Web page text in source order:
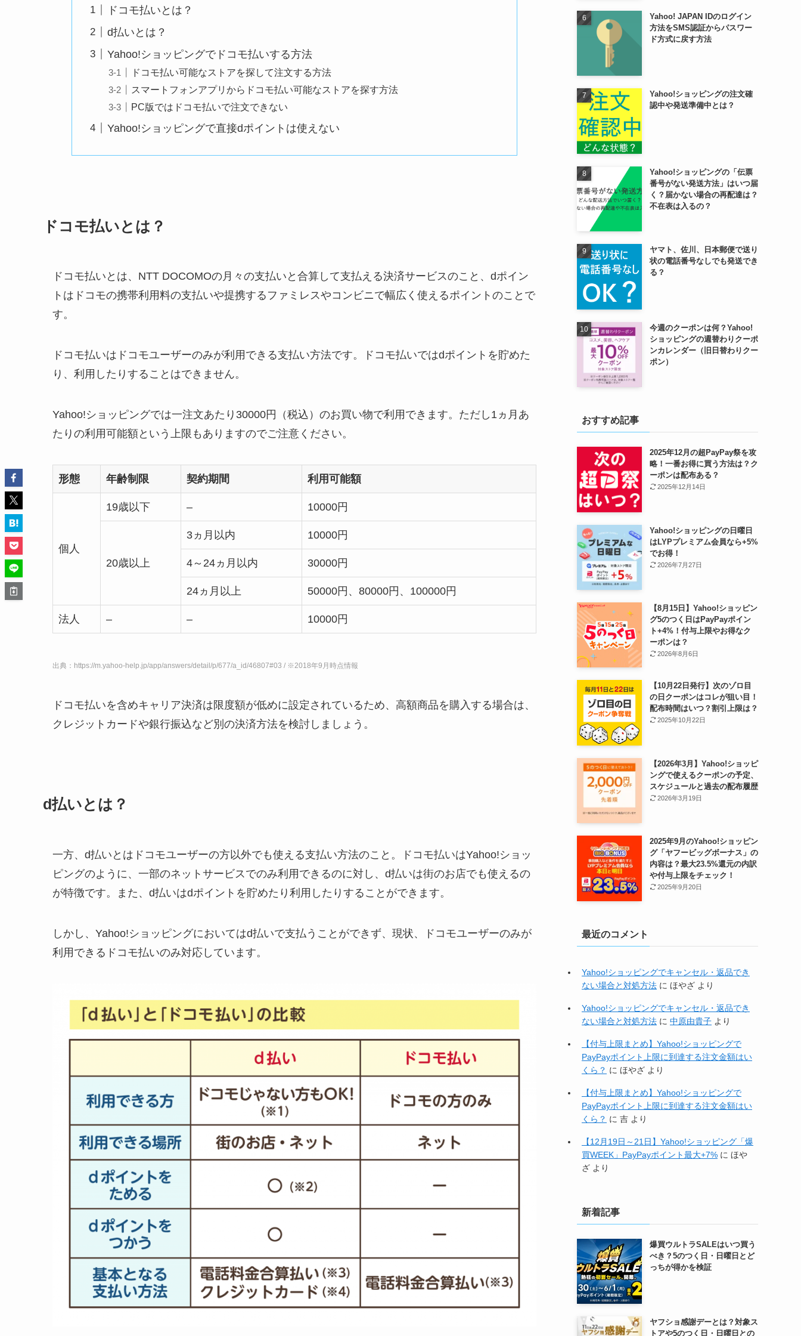
ドコモ払いとは？
d払いとは？
Yahoo!ショッピングでドコモ払いする方法
ドコモ払い可能なストアを探して注文する方法
スマートフォンアプリからドコモ払い可能なストアを探す方法
PC版ではドコモ払いで注文できない
Yahoo!ショッピングで直接dポイントは使えない
ドコモ払いとは？
ドコモ払いとは、NTT DOCOMOの月々の支払いと合算して支払える決済サービスのこと、dポイン
トはドコモの携帯利用料の支払いや提携するファミレスやコンビニで幅広く使えるポイントのことで
す。
ドコモ払いはドコモユーザーのみが利用できる支払い方法です。ドコモ払いではdポイントを貯めた
り、利用したりすることはできません。
Yahoo!ショッピングでは一注文あたり30000円（税込）のお買い物で利用できます。ただし1ヵ月あ
たりの利用可能額という上限もありますのでご注意ください。
形態 年齢制限 契約期間 利用可能額
個人
19歳以下 – 10000円
20歳以上
3ヵ月以内 10000円
4～24ヵ月以内 30000円
24ヵ月以上 50000円、80000円、100000円
法人 – – 10000円
出典：https://m.yahoo-help.jp/app/answers/detail/p/677/a_id/46807#03 / ※2018年9月時点情報
ドコモ払いを含めキャリア決済は限度額が低めに設定されているため、高額商品を購入する場合は、
クレジットカードや銀行振込など別の決済方法を検討しましょう。
d払いとは？
一方、d払いとはドコモユーザーの方以外でも使える支払い方法のこと。ドコモ払いはYahoo!ショッ
ピングのように、一部のネットサービスでのみ利用できるのに対し、d払いは街のお店でも使えるの
が特徴です。また、d払いはdポイントを貯めたり利用したりすることができます。
しかし、Yahoo!ショッピングにおいてはd払いで支払うことができず、現状、ドコモユーザーのみが
利用できるドコモ払いのみ対応しています。
Yahoo! JAPAN IDのログイン
方法をSMS認証からパスワー
ド方式に戻す方法
Yahoo!ショッピングの注文確
認中や発送準備中とは？
Yahoo!ショッピングの「伝票
番号がない発送方法」はいつ届
く？届かない場合の再配達は？
不在表は入るの？
ヤマト、佐川、日本郵便で送り
状の電話番号なしでも発送でき
る？
今週のクーポンは何？Yahoo!
ショッピングの週替わりクーポ
ンカレンダー（旧日替わりクー
ポン）
おすすめ記事
2025年12月の超PayPay祭を攻
略！一番お得に買う方法は？ク
ーポンは配布ある？
2025年12月14日
Yahoo!ショッピングの日曜日
はLYPプレミアム会員なら+5%
でお得！
2026年7月27日
【8月15日】Yahoo!ショッピン
グ5のつく日はPayPayポイン
ト+4%！付与上限やお得なク
ーポンは？
2026年8月6日
【10月22日発行】次のゾロ目
の日クーポンはコレが狙い目！
配布時間はいつ？割引上限は？
2025年10月22日
【2026年3月】Yahoo!ショッピ
ングで使えるクーポンの予定、
スケジュールと過去の配布履歴
2026年3月19日
2025年9月のYahoo!ショッピン
グ「ヤフービッグボーナス」の
内容は？最大23.5%還元の内訳
や付与上限をチェック！
2025年9月20日
最近のコメント
Yahoo!ショッピングでキャンセル・返品でき
ない場合と対処方法 に ほやざ より
Yahoo!ショッピングでキャンセル・返品でき
ない場合と対処方法 に 中原由貴子 より
【付与上限まとめ】Yahoo!ショッピングで
PayPayポイント上限に到達する注文金額はい
くら？ に ほやざ より
【付与上限まとめ】Yahoo!ショッピングで
PayPayポイント上限に到達する注文金額はい
くら？ に 吉 より
【12月19日～21日】Yahoo!ショッピング「爆
買WEEK」PayPayポイント最大+7% に ほや
ざ より
新着記事
爆買ウルトラSALEはいつ買う
べき？5のつく日・日曜日とど
っちが得かを検証
ヤフショ感謝デーとは？対象ス
トアや5のつく日・日曜日との